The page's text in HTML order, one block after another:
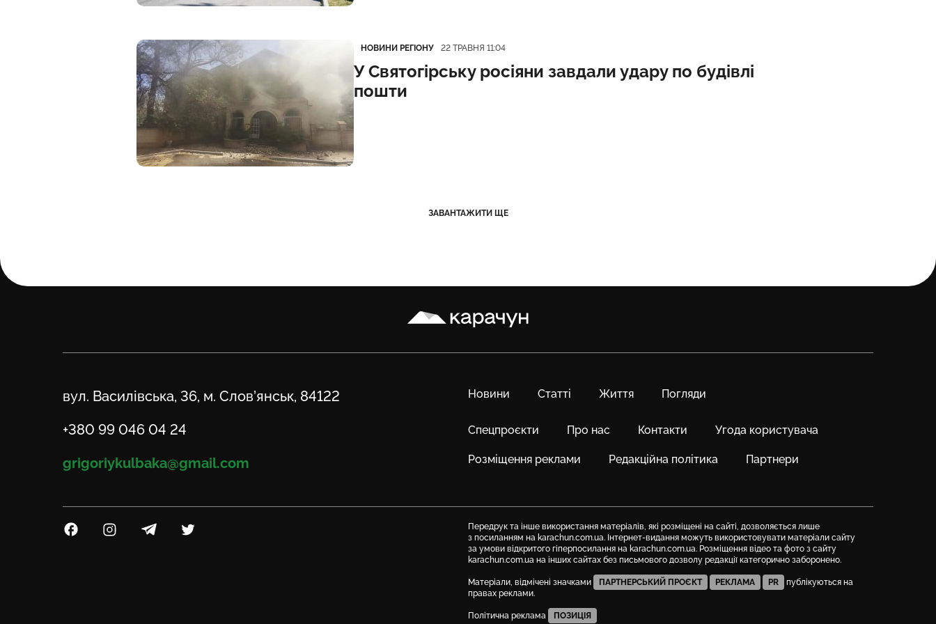
Категорія
НОВИНИ РЕГІОНУ
Дата публікації 22 ТРАВНЯ 11:04
У Святогірську росіяни завдали удару по будівлі
пошти
ЗАВАНТАЖИТИ ЩЕ
Карачун
Новини Статті Життя Погляди
Спецпроєкти Про нас Контакти Угода користувача
Розміщення реклами Редакційна політика Партнери
Адреса
вул. Василівська, 36, м. Слов’янськ, 84122
Телефон
+380 99 046 04 24
Email
grigoriykulbaka@gmail.com
Посилання на Facebook
Посилання на Instagram
Посилання на Telegram
Посилання на Twitter
Передрук та інше використання матеріалів, які розміщені на сайті, дозволяється лише
з посиланням на karachun.com.ua. Інтернет-видання можуть використовувати матеріали сайту
за умови відкритого гіперпосилання на karachun.com.ua. Розміщення відео та фото з сайту
karachun.com.ua на інших сайтах без письмового дозволу редакції категорично заборонено.
Матеріали, відмічені значками ПАРТНЕРСЬКИЙ ПРОЄКТ РЕКЛАМА PR
публікуються на
правах реклами.
Політична реклама ПОЗИЦІЯ